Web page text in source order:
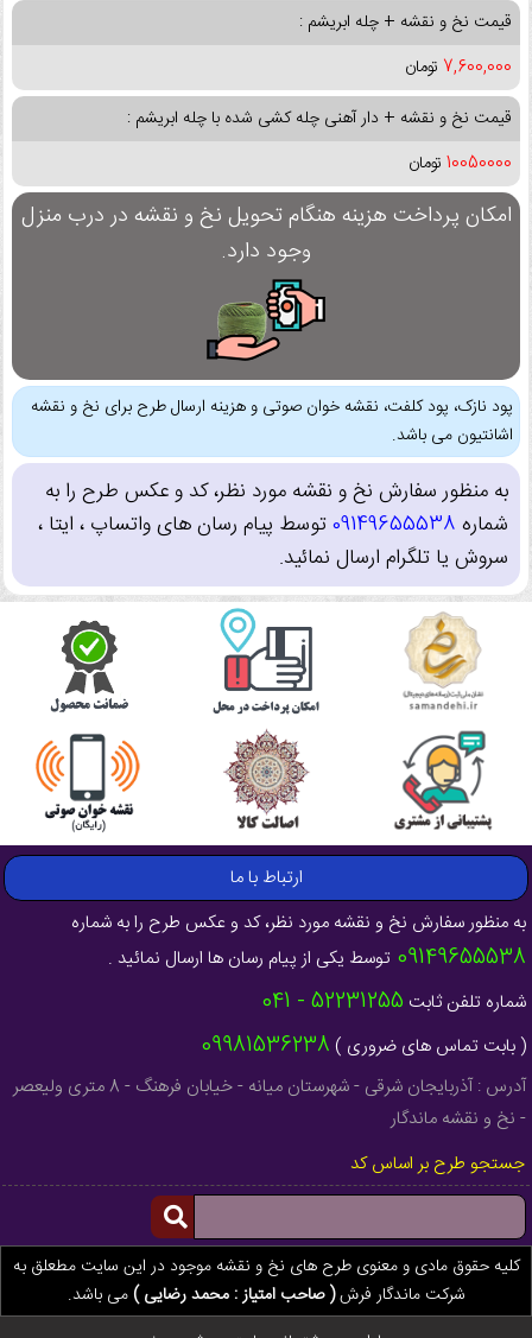
قیمت نخ و نقشه + چله ابریشم :
7,600,000 تومان
قیمت نخ و نقشه + دار آهنی چله کشی شده با چله ابریشم :
10050000 تومان
امکان پرداخت هزینه هنگام تحویل نخ و نقشه در درب منزل
وجود دارد.
پود نازک، پود کلفت، نقشه خوان صوتی و هزینه ارسال طرح برای نخ و نقشه
اشانتیون می باشد.
به منظور سفارش نخ و نقشه مورد نظر، کد و عکس طرح را به
شماره 09149655538توسط پیام رسان های واتساپ ، ایتا ،
سروش یا تلگرام ارسال نمائید.
ارتباط با ما
به منظور سفارش نخ و نقشه مورد نظر، کد و عکس طرح را به شماره
09149655538 توسط یکی از پیام رسان ها ارسال نمائید .
شماره تلفن ثابت 52231255 - 041
( بابت تماس های ضروری ) 09981536238
آدرس : آذربایجان شرقی - شهرستان میانه - خیابان فرهنگ - 8 متری ولیعصر
- نخ و نقشه ماندگار
جستجو طرح بر اساس کد
کلیه حقوق مادی و معنوی طرح های نخ و نقشه موجود در این سایت مطعلق به
شرکت ماندگار فرش( صاحب امتیاز : محمد رضایی )می باشد.